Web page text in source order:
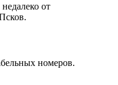
от
номеров.